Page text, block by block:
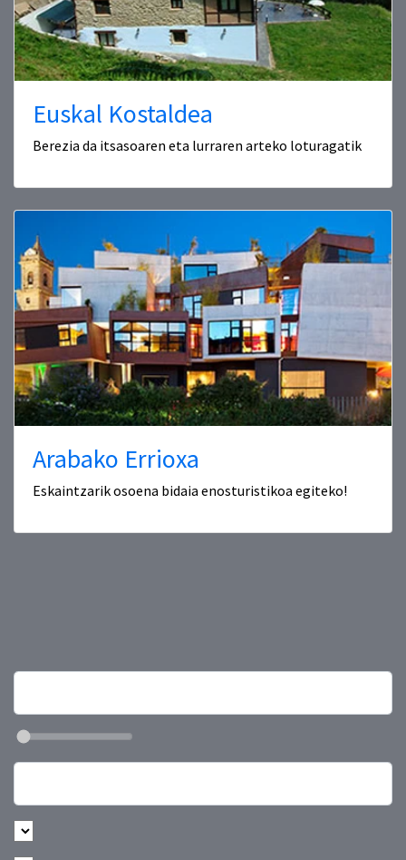
Euskal Kostaldea
Berezia da itsasoaren eta lurraren arteko loturagatik
Arabako Errioxa
Eskaintzarik osoena bidaia enosturistikoa egiteko!